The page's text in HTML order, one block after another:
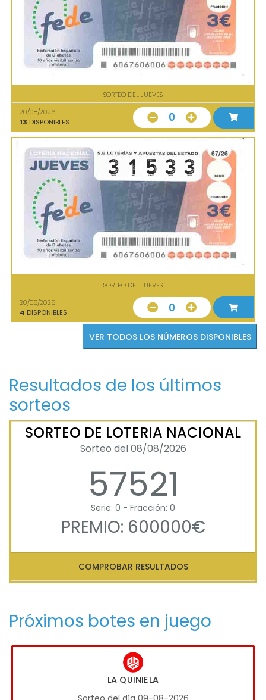
SORTEO DEL JUEVES
20/08/2026
13 DISPONIBLES 0
SORTEO DEL JUEVES
20/08/2026
4 DISPONIBLES 0
VER TODOS LOS NÚMEROS DISPONIBLES
Resultados de los últimos
sorteos
SORTEO DE LOTERIA NACIONAL
Sorteo del 08/08/2026
57521
Serie: 0 - Fracción: 0
PREMIO: 600000€
COMPROBAR RESULTADOS
Próximos botes en juego
LA QUINIELA